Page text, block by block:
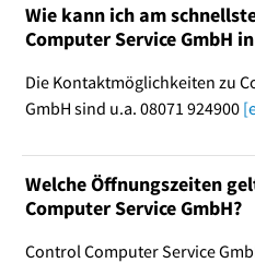
Wie kann ich am
Computer Service GmbH
Die Kontaktmöglichkeiten zu
GmbH sind u.a. 08071 924900
Welche Öffnungszeiten
Computer Service GmbH?
Control Computer Service